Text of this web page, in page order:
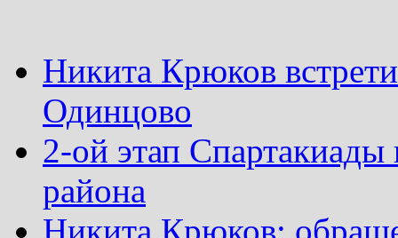
Никита Крюков
Одинцово
2-ой этап
района